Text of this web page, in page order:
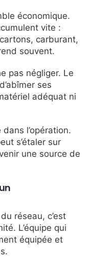
économique.
vite :
carburant,
souvent.
pas négliger. Le
ses
adéquat ni
l’opération.
s’étaler sur
une source de
réseau, c’est
L’équipe qui
équipée et